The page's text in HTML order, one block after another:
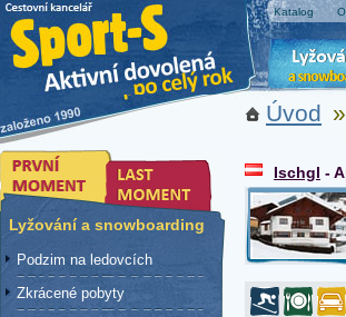
Katalog
Úvod »
Ischgl -
Lyžování a snowboarding
Podzim na ledovcích
Zkrácené pobyty